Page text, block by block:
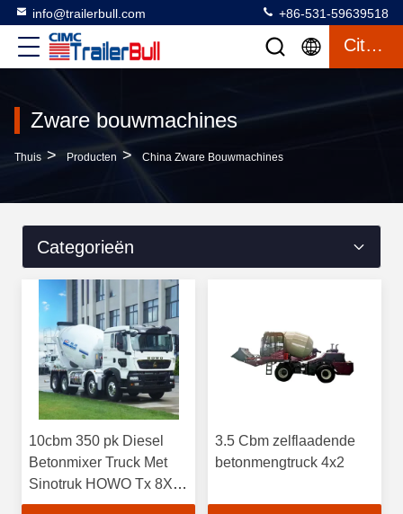
info@trailerbull.com +86-531-59639518
Citaat
Zware bouwmachines
Thuis > Producten > China Zware Bouwmachines
Categorieën
10cbm 350 pk Diesel
Betonmixer Truck Met
Sinotruk HOWO Tx 8X4
Heavy Duty Truck
3.5 Cbm zelflaadende
betonmengtruck 4x2